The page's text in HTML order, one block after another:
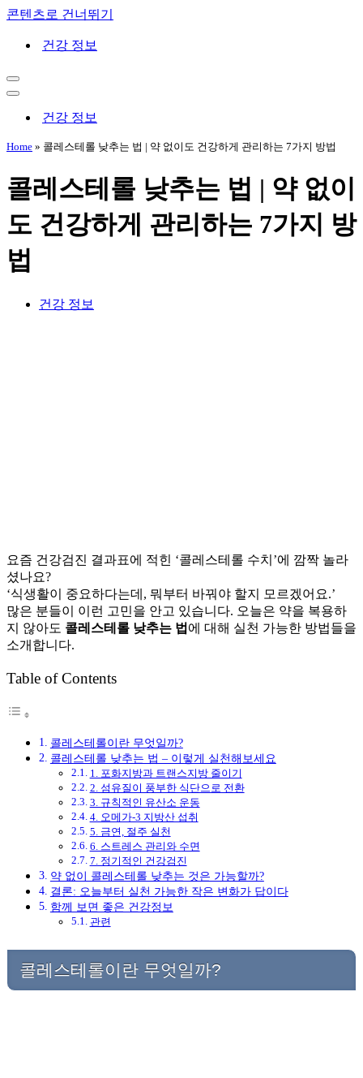
콘텐츠로 건너뛰기
건강 정보
내
비
션
내
이
뉴
건강 정보
Home » 콜레스테롤 낮추는 법 | 약 없이도 건강하게 관리하는 7가지 방법
콜레스테롤 낮추는 법 | 약 없이
도 건강하게 관리하는 7가지 방
법
건강 정보
요즘 건강검진 결과표에 적힌 ‘콜레스테롤 수치’에 깜짝 놀라
셨나요?
‘식생활이 중요하다는데, 뭐부터 바꿔야 할지 모르겠어요.’
많은 분들이 이런 고민을 안고 있습니다. 오늘은 약을 복용하
지 않아도 콜레스테롤 낮추는 법 에 대해 실천 가능한 방법들을
소개합니다.
Table of Contents
콜레스테롤이란 무엇일까?
콜레스테롤 낮추는 법 – 이렇게 실천해보세요
1. 포화지방과 트랜스지방 줄이기
2. 섬유질이 풍부한 식단으로 전환
3. 규칙적인 유산소 운동
4. 오메가-3 지방산 섭취
5. 금연, 절주 실천
6. 스트레스 관리와 수면
7. 정기적인 건강검진
약 없이 콜레스테롤 낮추는 것은 가능할까?
결론: 오늘부터 실천 가능한 작은 변화가 답이다
함께 보면 좋은 건강정보
관련
콜레스테롤이란 무엇일까?